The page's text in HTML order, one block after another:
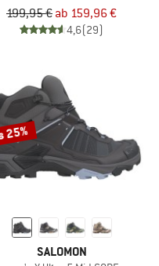
199,95 € ab 159,96 €
4,6(29)
25%
SALOMON